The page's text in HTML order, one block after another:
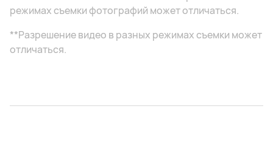
режимах съемки фотографий может отличаться.
**Разрешение видео в разных режимах съемки может
отличаться.